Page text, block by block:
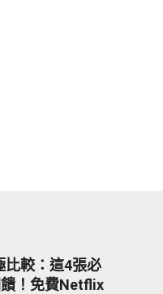
比較：這4張必
！免費Netflix